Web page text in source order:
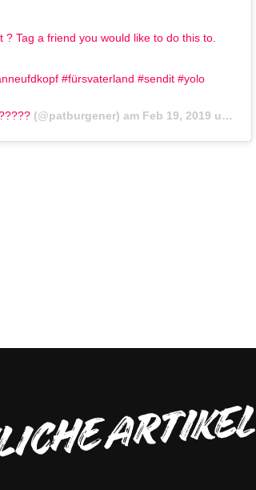
? Tag a friend you would like to do this to.
#fürsvaterland #sendit #yolo
(@patburgener) am Feb 19, 2019 um 9:51 PST
ARTIKEL